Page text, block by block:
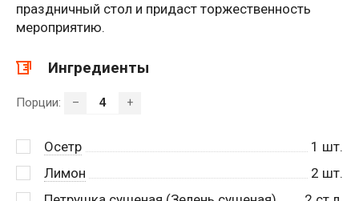
праздничный стол и придаст торжественность
мероприятию.
Ингредиенты
Порции: – +
Осетр 1 шт.
Лимон
2 шт.